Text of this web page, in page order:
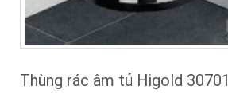
Thùng rác âm tủ Higold